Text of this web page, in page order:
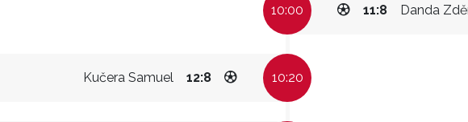
10:00 Danda
11:8
Kučera Samuel 12:8 10:20